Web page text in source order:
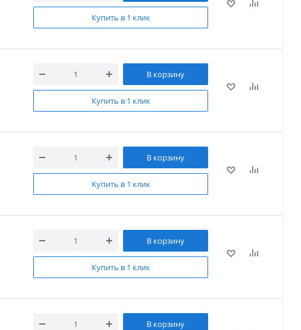
Купить в 1 клик
В корзину
Купить в 1 клик
В корзину
Купить в 1 клик
В корзину
Купить в 1 клик
В корзину